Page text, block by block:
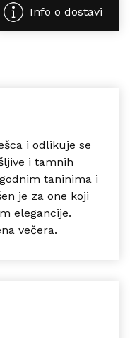
Info o dostavi
i odlikuje se
i tamnih
taninima i
je za one koji
elegancije.
večera.